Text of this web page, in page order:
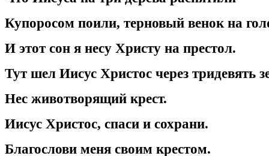
Купоросом поили, терновый венок на
И этот сон я несу Христу на престол.
Тут шел Иисус Христос через тридевять
Нес животворящий крест.
Иисус Христос, спаси и сохрани.
Благослови меня своим крестом.